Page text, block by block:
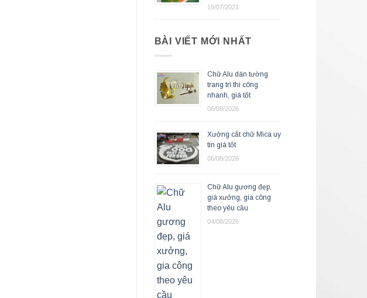
19/07/2021
BÀI VIẾT MỚI NHẤT
Chữ Alu dán tường
trang trí thi công
nhanh, giá tốt
06/08/2026
Xưởng cắt chữ Mica uy
tín giá tốt
06/08/2026
Chữ Alu gương đẹp,
giá xưởng, gia công
theo yêu cầu
04/08/2026